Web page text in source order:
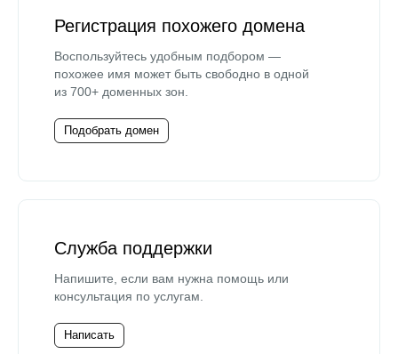
Регистрация похожего домена
Воспользуйтесь удобным подбором —
похожее имя может быть свободно в одной
из 700+ доменных зон.
Подобрать домен
Служба поддержки
Напишите, если вам нужна помощь или
консультация по услугам.
Написать